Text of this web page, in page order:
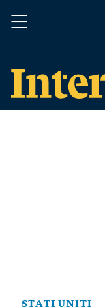
STATI UNITI